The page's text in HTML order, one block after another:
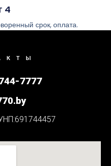
4
срок, оплата.
7777